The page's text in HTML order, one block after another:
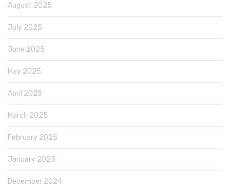
August 2025
July 2025
June 2025
May 2025
April 2025
March 2025
February 2025
January 2025
December 2024